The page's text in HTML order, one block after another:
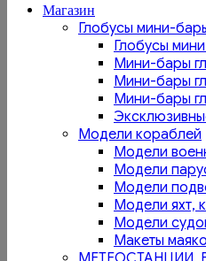
Магазин
Глобусы мини-
Глобусы
Мини-бары
Мини-бары
Мини-бары
Модели кораблей
Модели
Модели
Модели
Модели яхт,
Модели
Макеты